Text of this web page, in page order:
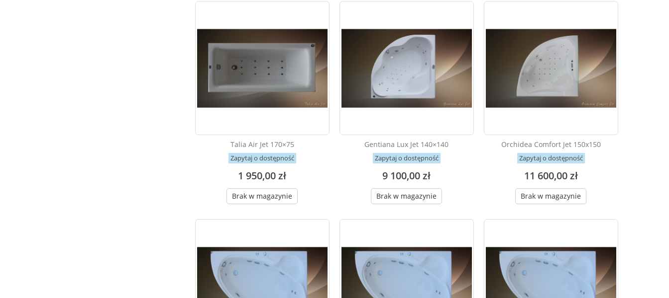
Talia Air Jet 170×75
Zapytaj o dostępność
1 950,00 zł
Brak w magazynie
Gentiana Lux Jet 140×140
Zapytaj o dostępność
9 100,00 zł
Brak w magazynie
Orchidea Comfort Jet 150x150
Zapytaj o dostępność
11 600,00 zł
Brak w magazynie